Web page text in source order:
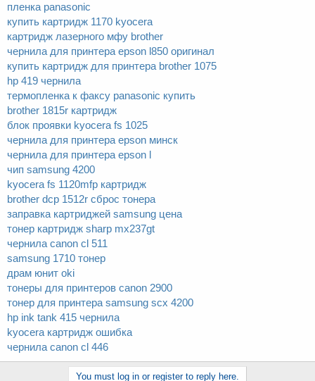
пленка panasonic
купить картридж 1170 kyocera
картридж лазерного мфу brother
чернила для принтера epson l850 оригинал
купить картридж для принтера brother 1075
hp 419 чернила
термопленка к факсу panasonic купить
brother 1815r картридж
блок проявки kyocera fs 1025
чернила для принтера epson минск
чернила для принтера epson l
чип samsung 4200
kyocera fs 1120mfp картридж
brother dcp 1512r сброс тонера
заправка картриджей samsung цена
тонер картридж sharp mx237gt
чернила canon cl 511
samsung 1710 тонер
драм юнит oki
тонеры для принтеров canon 2900
тонер для принтера samsung scx 4200
hp ink tank 415 чернила
kyocera картридж ошибка
чернила canon cl 446
You must log in or register to reply here.